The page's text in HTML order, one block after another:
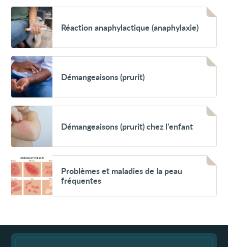
Voir
Réaction
anaphylactique
(anaphylaxie)
Réaction anaphylactique (anaphylaxie)
Voir
Démangeaisons
(prurit)
Démangeaisons (prurit)
Voir
Démangeaisons
(prurit)
chez
l’enfant
Démangeaisons (prurit) chez l’enfant
Voir
Problèmes
et
maladies
de
Problèmes et maladies de la peau
fréquentes